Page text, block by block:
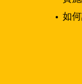
如